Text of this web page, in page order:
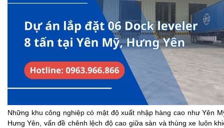
Những khu công nghiệp có mật độ xuất nhập hàng cao như Yên
Hưng Yên, vấn đề chênh lệch độ cao giữa sàn và thùng xe luôn